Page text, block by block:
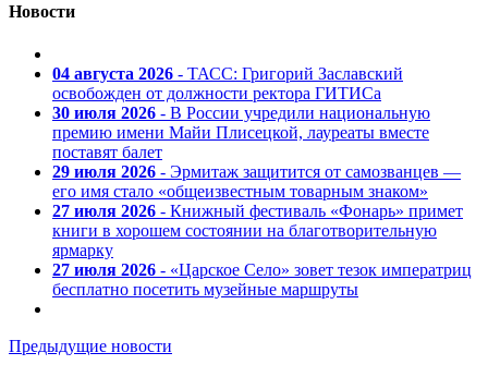
Новости
04 августа 2026 - ТАСС: Григорий Заславский
освобожден от должности ректора ГИТИСа
30 июля 2026 - В России учредили национальную
премию имени Майи Плисецкой, лауреаты вместе
поставят балет
29 июля 2026 - Эрмитаж защитится от самозванцев —
его имя стало «общеизвестным товарным знаком»
27 июля 2026 - Книжный фестиваль «Фонарь» примет
книги в хорошем состоянии на благотворительную
ярмарку
27 июля 2026 - «Царское Село» зовет тезок императриц
бесплатно посетить музейные маршруты
Предыдущие новости